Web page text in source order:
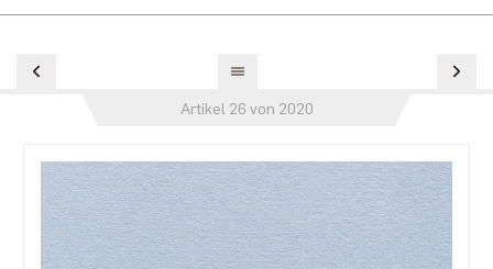
Artikel 26 von 2020